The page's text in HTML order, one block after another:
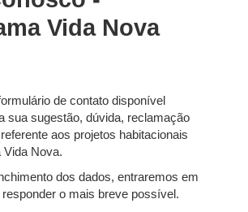
Vida Nova
de contato disponível
sua sugestão, dúvida, reclamação
aos projetos habitacionais
Vida Nova.
dos dados, entraremos em
o mais breve possível.